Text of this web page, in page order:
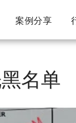
案例分享
名单